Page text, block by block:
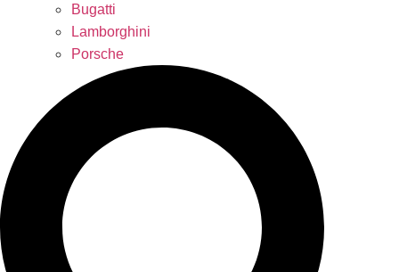
Bugatti
Lamborghini
Porsche